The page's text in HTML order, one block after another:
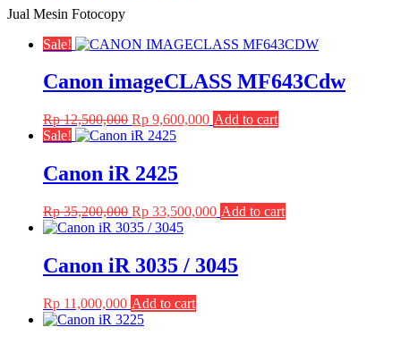
Jual Mesin Fotocopy
Sale!
Canon imageCLASS MF643Cdw
Rp12,500,000 Original
price
Rp 12,500,000.
Rp 9,600,000Current
Add to cart
Sale!
Canon iR 2425
Rp35,200,000 Original
price
Rp 35,200,000.
Rp 33,500,000Current
Rp 33,500,000.
Add to cart
Canon iR 3035 / 3045
Rp 11,000,000 Add to cart